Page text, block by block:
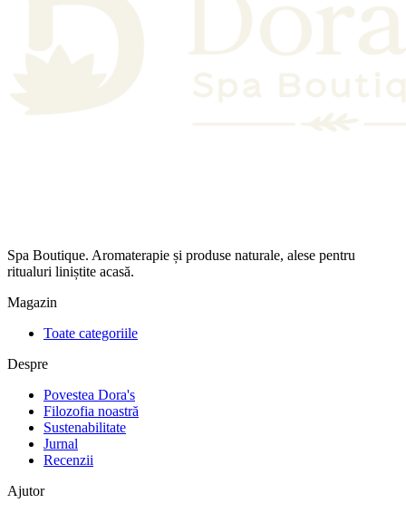
Spa Boutique. Aromaterapie și produse naturale, alese pentru
ritualuri liniștite acasă.
Magazin
Toate categoriile
Despre
Povestea Dora's
Filozofia noastră
Sustenabilitate
Jurnal
Recenzii
Ajutor